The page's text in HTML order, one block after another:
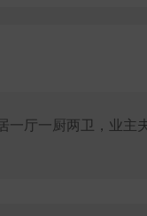
一厅一厨两卫，业